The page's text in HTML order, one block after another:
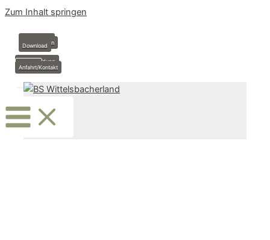
Zum Inhalt springen
Stundenplan
Download
Krankmeldung
Termine
Anfahrt/Kontakt